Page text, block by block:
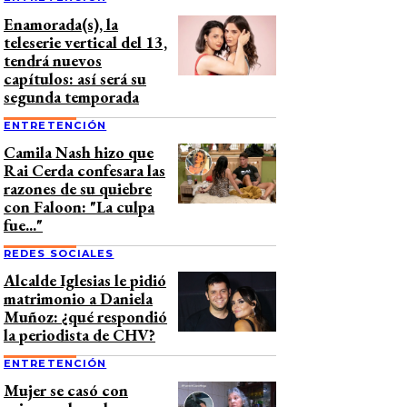
Enamorada(s), la
teleserie vertical del 13,
tendrá nuevos
capítulos: así será su
segunda temporada
ENTRETENCIÓN
Camila Nash hizo que
Rai Cerda confesara las
razones de su quiebre
con Faloon: "La culpa
fue..."
REDES SOCIALES
Alcalde Iglesias le pidió
matrimonio a Daniela
Muñoz: ¿qué respondió
la periodista de CHV?
ENTRETENCIÓN
Mujer se casó con